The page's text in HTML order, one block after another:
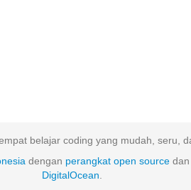
belajar coding yang mudah, seru,
dengan perangkat open source
DigitalOcean